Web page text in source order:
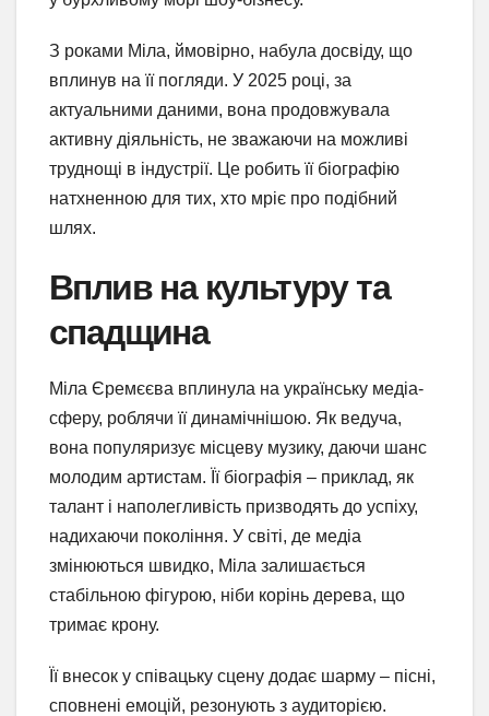
З роками Міла, ймовірно, набула досвіду, що
вплинув на її погляди. У 2025 році, за
актуальними даними, вона продовжувала
активну діяльність, не зважаючи на можливі
труднощі в індустрії. Це робить її біографію
натхненною для тих, хто мріє про подібний
шлях.
Вплив на культуру та
спадщина
Міла Єремєєва вплинула на українську медіа-
сферу, роблячи її динамічнішою. Як ведуча,
вона популяризує місцеву музику, даючи шанс
молодим артистам. Її біографія – приклад, як
талант і наполегливість призводять до успіху,
надихаючи покоління. У світі, де медіа
змінюються швидко, Міла залишається
стабільною фігурою, ніби корінь дерева, що
тримає крону.
Її внесок у співацьку сцену додає шарму – пісні,
сповнені емоцій, резонують з аудиторією.